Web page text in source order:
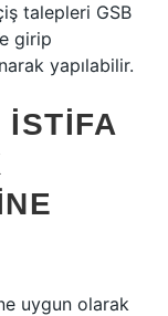
talepleri GSB
girip
yapılabilir.
ISTIFA
uygun olarak